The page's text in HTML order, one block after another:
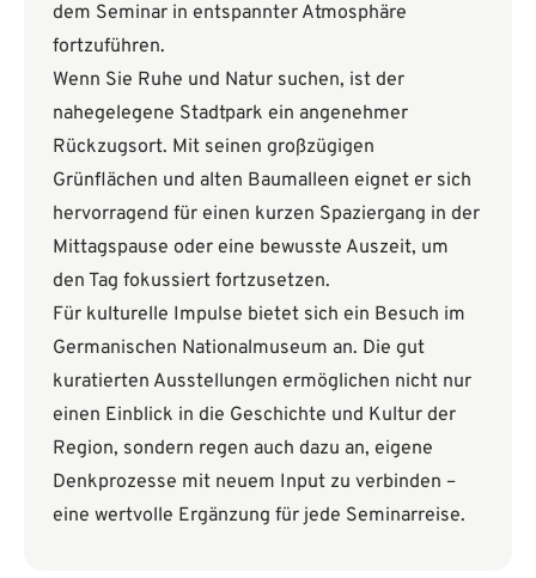
dem Seminar in entspannter Atmosphäre
fortzuführen.
Wenn Sie Ruhe und Natur suchen, ist der
nahegelegene Stadtpark ein angenehmer
Rückzugsort. Mit seinen großzügigen
Grünflächen und alten Baumalleen eignet er sich
hervorragend für einen kurzen Spaziergang in der
Mittagspause oder eine bewusste Auszeit, um
den Tag fokussiert fortzusetzen.
Für kulturelle Impulse bietet sich ein Besuch im
Germanischen Nationalmuseum an. Die gut
kuratierten Ausstellungen ermöglichen nicht nur
einen Einblick in die Geschichte und Kultur der
Region, sondern regen auch dazu an, eigene
Denkprozesse mit neuem Input zu verbinden –
eine wertvolle Ergänzung für jede Seminarreise.